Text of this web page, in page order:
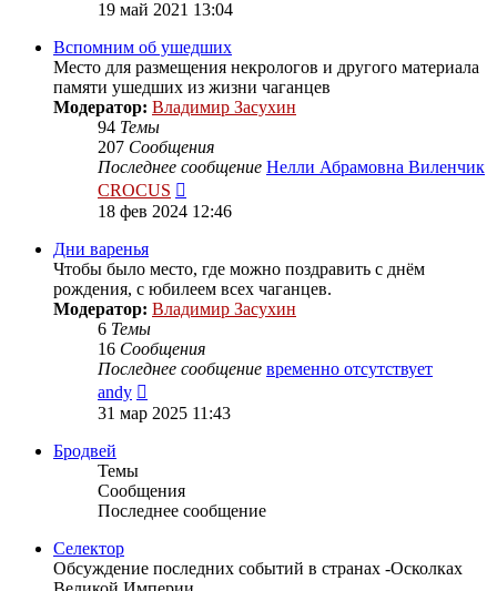
к
сообщению
19 май 2021 13:04
Вспомним об ушедших
Место для размещения некрологов и другого материала
памяти ушедших из жизни чаганцев
Модератор: Владимир Засухин
94 Темы
207 Сообщения
Последнее сообщение Нелли Абрамовна Виленчик
CROCUS
к
18 фев 2024 12:46
Дни варенья
Чтобы было место, где можно поздравить с днём
рождения, с юбилеем всех чаганцев.
Модератор: Владимир Засухин
6 Темы
16 Сообщения
Последнее сообщение временно отсутствует
andy
к
31 мар 2025 11:43
Бродвей
Темы
Сообщения
Последнее сообщение
Селектор
Обсуждение последних событий в странах -Осколках